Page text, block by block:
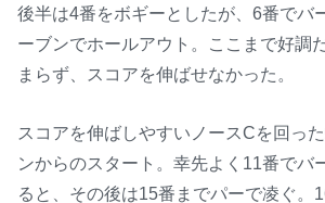
後半は4番をボギーとしたが、6番でバ
ーブンでホールアウト。ここまで好調
まらず、スコアを伸ばせなかった。
スコアを伸ばしやすいノースCを回っ
ンからのスタート。幸先よく11番でバ
ると、その後は15番までパーで凌ぐ。